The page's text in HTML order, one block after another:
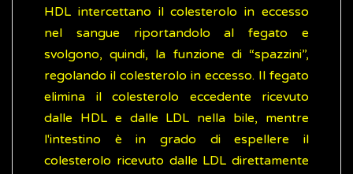
HDL intercettano il colesterolo in eccesso
nel sangue riportandolo al fegato e
svolgono, quindi, la funzione di “spazzini”,
regolando il colesterolo in eccesso. Il fegato
elimina il colesterolo eccedente ricevuto
dalle HDL e dalle LDL nella bile, mentre
l'intestino è in grado di espellere il
colesterolo ricevuto dalle LDL direttamente